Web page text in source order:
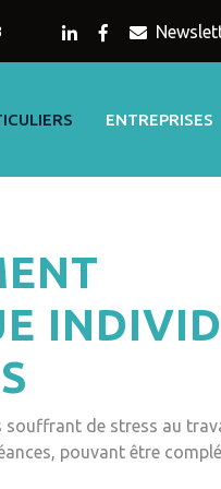
ENTREPRISES
souffrant de stress au
pouvant être